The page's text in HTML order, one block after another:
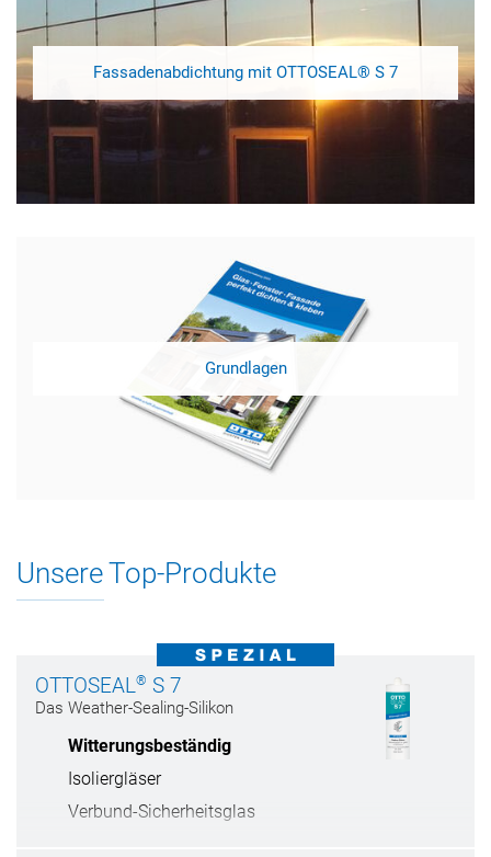
Fassadenabdichtung mit OTTOSEAL® S 7
Grundlagen
Unsere Top-Produkte
OTTOSEAL® S 7
Das Weather-Sealing-Silikon
Witterungsbeständig
Isoliergläser
Verbund-Sicherheitsglas